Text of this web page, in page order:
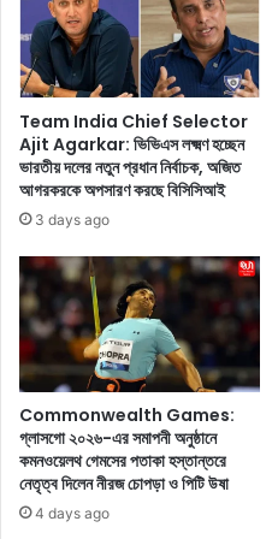
পা
ঠী
র
কা
লে
ন
ভা
ই
ম্ভ
ব
ত
হৃ
তি
ক
রো
শ
ন
দ্বা
উ
ন্সে
লিং
২
০
২
৪
-
র
সং
শো
ধি
ত
মে
ধা
তা
লি
কা
M
Team India Chief Selector
Ajit Agarkar: ভিভিএস লক্ষ্মণ হচ্ছেন
ভারতীয় দলের নতুন প্রধান নির্বাচক, অজিত
আগরকরকে অপসারণ করছে বিসিসিআই
3 days ago
Commonwealth Games:
গ্লাসগো ২০২৬-এর সমাপনী অনুষ্ঠানে
কমনওয়েলথ গেমসের পতাকা হস্তান্তরে
নেতৃত্ব দিলেন নীরজ চোপড়া ও পিটি উষা
4 days ago